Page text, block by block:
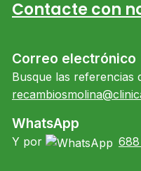
Contacte con
Correo electrónico
Busque las referencias
WhatsApp
Y por